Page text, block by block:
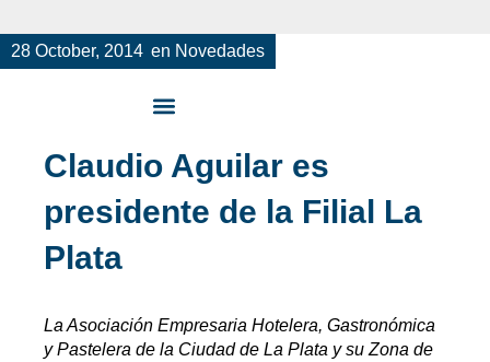
28 October, 2014 en Novedades
Claudio Aguilar es
presidente de la Filial La
Plata
La Asociación Empresaria Hotelera, Gastronómica
y Pastelera de la Ciudad de La Plata y su Zona de